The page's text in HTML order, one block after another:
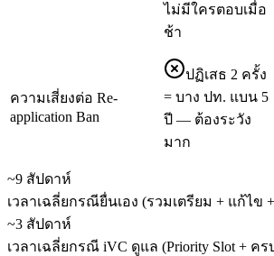
ไม่มีใครตอบเมื่อ
ช้า
ความเสี่ยงต่อ Re-
application Ban
ปฏิเสธ 2 ครั้ง
= บาง ปท. แบน 5
ปี — ต้องระวัง
มาก
~9 สัปดาห์
เวลาเฉลี่ยกรณียื่นเอง (รวมเตรียม + แก้ไข
~3 สัปดาห์
เวลาเฉลี่ยกรณี iVC ดูแล (Priority Slot + คร